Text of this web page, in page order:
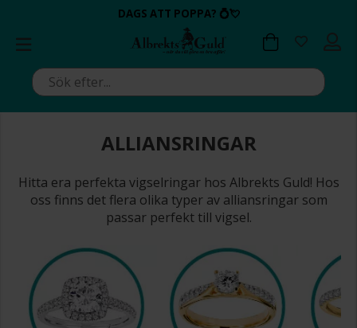
ALLTID BRA PRISER ✔
DAGS ATT POPPA?
💍💘
BETALA MED KLARNA ✔
ALLTID BRA PRISER ✔
DAGS ATT POPPA?
💍💘
ALLIANSRINGAR
Hitta era perfekta vigselringar hos Albrekts Guld! Hos
oss finns det flera olika typer av alliansringar som
passar perfekt till vigsel.